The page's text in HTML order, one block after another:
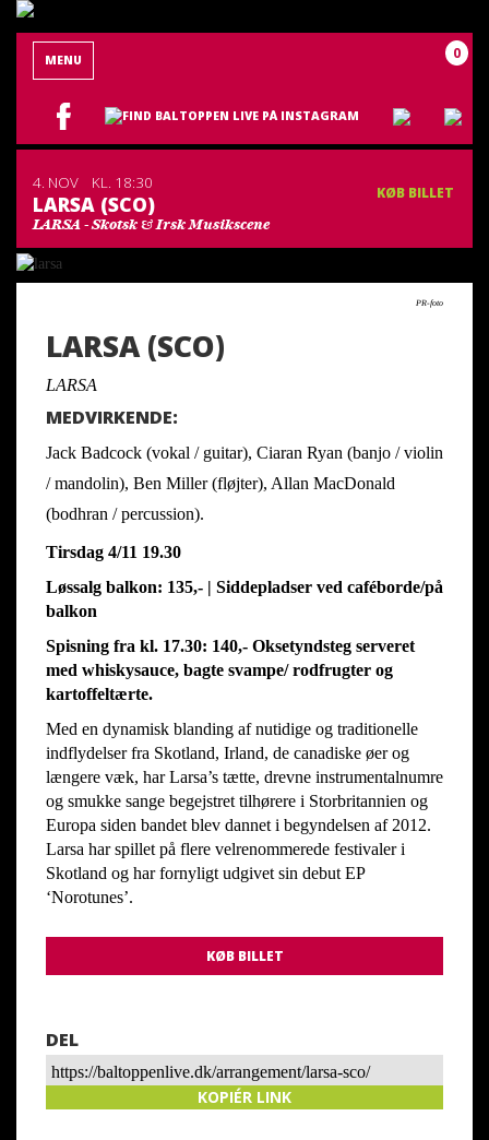
MENU 0
4. NOV KL. 18:30
LARSA (SCO)
LARSA - Skotsk & Irsk Musikscene
KØB BILLET
PR-foto
LARSA (SCO)
LARSA
MEDVIRKENDE:
Jack Badcock (vokal / guitar), Ciaran Ryan (banjo / violin
/ mandolin), Ben Miller (fløjter), Allan MacDonald
(bodhran / percussion).
Tirsdag 4/11 19.30
Løssalg balkon: 135,- | Siddepladser ved caféborde/på
balkon
Spisning fra kl. 17.30: 140,- Oksetyndsteg serveret
med whiskysauce, bagte svampe/ rodfrugter og
kartoffeltærte.
Med en dynamisk blanding af nutidige og traditionelle
indflydelser fra Skotland, Irland, de canadiske øer og
længere væk, har Larsa’s tætte, drevne instrumentalnumre
og smukke sange begejstret tilhørere i Storbritannien og
Europa siden bandet blev dannet i begyndelsen af 2012.
Larsa har spillet på flere velrenommerede festivaler i
Skotland og har fornyligt udgivet sin debut EP
‘Norotunes’.
KØB BILLET
DEL
https://baltoppenlive.dk/arrangement/larsa-sco/
KOPIÉR LINK